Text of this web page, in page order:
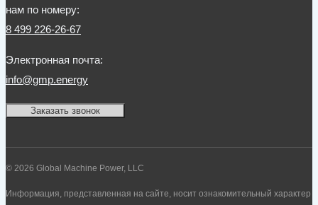
нам по номеру:
8 499 226-26-67
Электронная почта:
info@gmp.energy
Заказать звонок
© 2026 Global Machine Power, LLC
Информация, представленная на сайте, носит ознакомительный характер